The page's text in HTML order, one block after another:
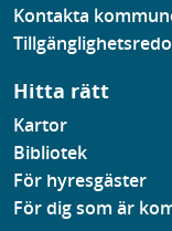
Kontakta
Hitta rätt
Kartor
Bibliotek
För hyresgäster
För dig som är